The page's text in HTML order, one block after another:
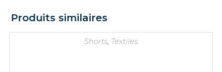
Produits similaires
Shorts, Textiles